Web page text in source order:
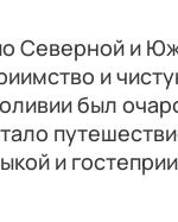
Северной и
и
был
и